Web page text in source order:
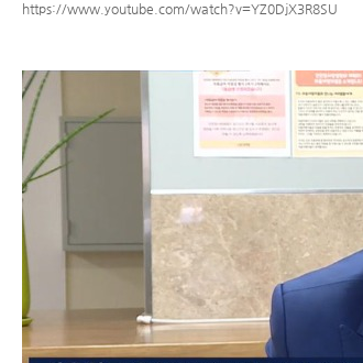
https://www.youtube.com/watch?v=YZ0DjX3R8SU